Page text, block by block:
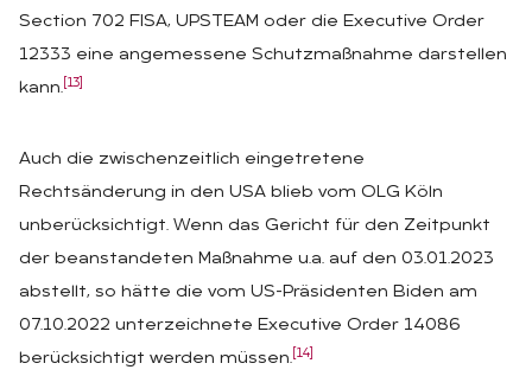
Section 702 FISA, UPSTEAM oder die Executive Order
12333 eine angemessene Schutzmaßnahme darstellen
kann. [13]
Auch die zwischenzeitlich eingetretene
Rechtsänderung in den USA blieb vom OLG Köln
unberücksichtigt. Wenn das Gericht für den Zeitpunkt
der beanstandeten Maßnahme u.a. auf den 03.01.2023
abstellt, so hätte die vom US-Präsidenten Biden am
07.10.2022 unterzeichnete Executive Order 14086
berücksichtigt werden müssen. [14]